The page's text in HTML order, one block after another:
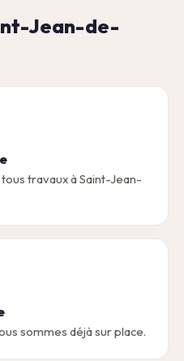
Jean-de-
travaux à Saint-Jean-
sommes déjà sur place.